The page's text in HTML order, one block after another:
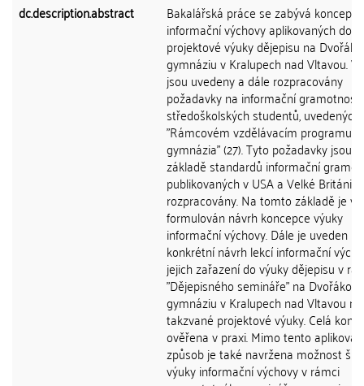
dc.description.abstract
Bakalářská práce se zabývá
informační výchovy aplikovaných do
projektové výuky dějepisu na
gymnáziu v Kralupech nad Vltavou. V
jsou uvedeny a dále rozpracovány
požadavky na informační gramotnost
středoškolských studentů, uvedených
"Rámcovém vzdělávacím programu
gymnázia" (27). Tyto požadavky jsou
základě standardů informační
publikovaných v USA a Velké Británi
rozpracovány. Na tomto základě je v
formulován návrh koncepce výuky
informační výchovy. Dále je uveden
konkrétní návrh lekcí informační
jejich zařazení do výuky dějepisu v
"Dějepisného semináře" na Dvořákově
gymnáziu v Kralupech nad Vltavou
takzvané projektové výuky. Celá
ověřena v praxi. Mimo tento
způsob je také navržena možnost
výuky informační výchovy v rámci